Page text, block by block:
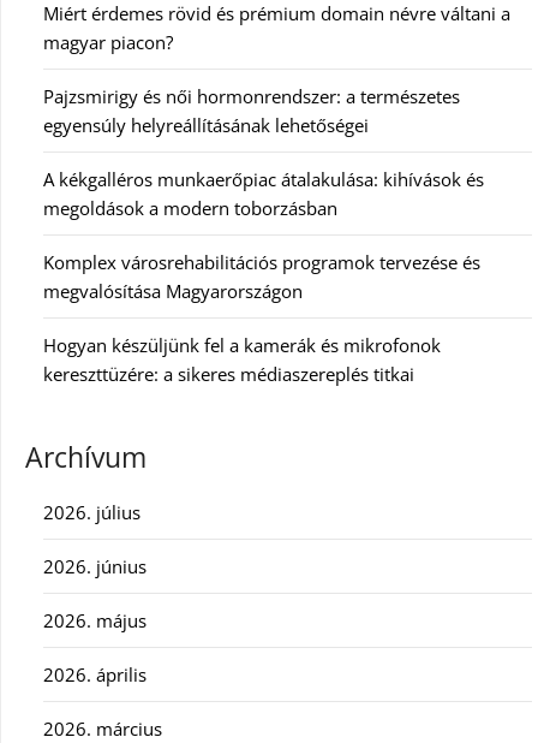
Miért érdemes rövid és prémium domain névre váltani a
magyar piacon?
Pajzsmirigy és női hormonrendszer: a természetes
egyensúly helyreállításának lehetőségei
A kékgalléros munkaerőpiac átalakulása: kihívások és
megoldások a modern toborzásban
Komplex városrehabilitációs programok tervezése és
megvalósítása Magyarországon
Hogyan készüljünk fel a kamerák és mikrofonok
kereszttüzére: a sikeres médiaszereplés titkai
Archívum
2026. július
2026. június
2026. május
2026. április
2026. március